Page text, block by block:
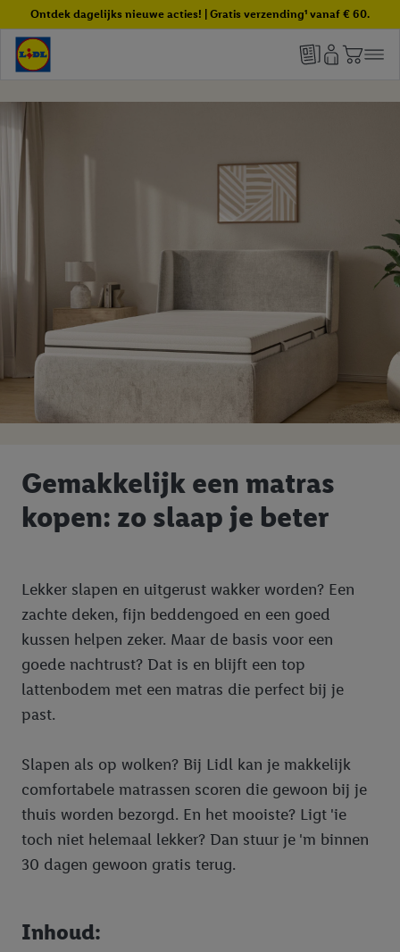
Ontdek dagelijks nieuwe acties! | Gratis verzending¹ vanaf € 60.
Gemakkelijk een matras
kopen: zo slaap je beter
Lekker slapen en uitgerust wakker worden? Een
zachte deken, fijn beddengoed en een goed
kussen helpen zeker. Maar de basis voor een
goede nachtrust? Dat is en blijft een top
lattenbodem met een matras die perfect bij je
past.
Slapen als op wolken? Bij Lidl kan je makkelijk
comfortabele matrassen scoren die gewoon bij je
thuis worden bezorgd. En het mooiste? Ligt 'ie
toch niet helemaal lekker? Dan stuur je 'm binnen
30 dagen gewoon gratis terug.
Inhoud: